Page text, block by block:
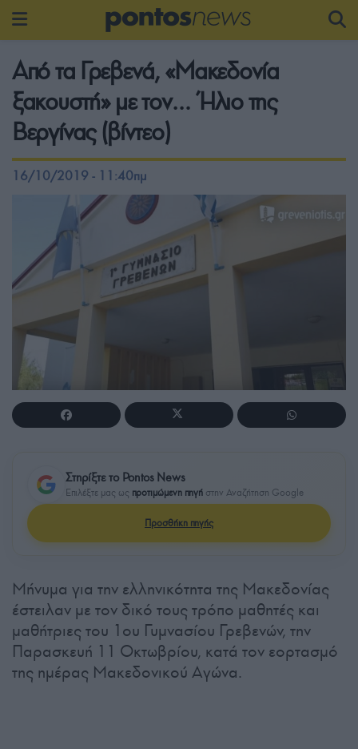
Από τα Γρεβενά, «Μακεδονία
ξακουστή» με τον… Ήλιο της
Βεργίνας (βίντεο)
16/10/2019 - 11:40πμ
Στηρίξτε το Pontos News
Επιλέξτε μας ως προτιμώμενη πηγή στην Αναζήτηση Google
Προσθήκη πηγής
Μήνυμα για την ελληνικότητα της Μακεδονίας
έστειλαν με τον δικό τους τρόπο μαθητές και
μαθήτριες του 1ου Γυμνασίου Γρεβενών, την
Παρασκευή 11 Οκτωβρίου, κατά τον εορτασμό
της ημέρας Μακεδονικού Αγώνα.